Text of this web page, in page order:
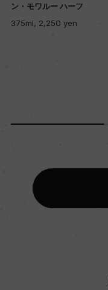
入数
12
ン・モワルー ハーフ
375ml, 2,250 yen